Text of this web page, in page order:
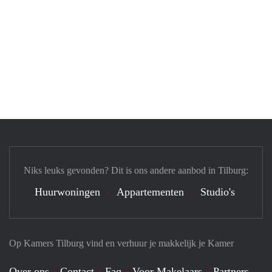
Op Kamers Tilburg vind en verhuur je makkelijk je Kamer
Niks leuks gevonden? Dit is ons andere aanbod in Tilburg:
Huurwoningen Appartementen Studio's